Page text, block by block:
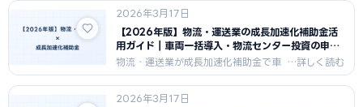
備・エンジニア採用強化を行うための
申請戦略を解説。ソフトウェア費・外
注費の活用方法とIT企業の採択ポイン
トを紹介します。
2026年3月17日
【2026年版】物流・運送業の成長加速化補助金活
用ガイド｜車両一括導入・物流センター投資の申請
方法｜成長加速化補助金ナビ
物流・運送業が成長加速化補助金で車
両一括導入・物流センター建設・配送
DXを行うための申請戦略を解説。物流
業の高額車両・建物投資の経費計上
2026年3月17日